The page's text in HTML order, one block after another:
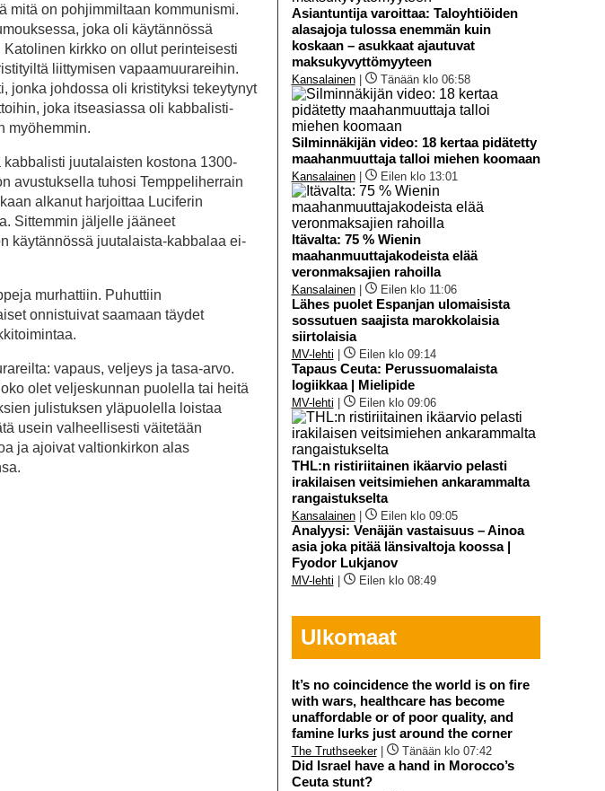
mitä on pohjimmiltaan kommunismi.
joka oli käytännössä
kirkko on ollut perinteisesti
liittymisen vapaamuurareihin.
jonka johdossa oli kristityksi tekeytynyt
joka itseasiassa oli kabbalisti-
myöhemmin.
juutalaisten kostona 1300-
avustuksella tuhosi Temppeliherrain
alkanut harjoittaa Luciferin
Sittemmin jäljelle jääneet
käytännössä juutalaista-kabbalaa ei-
murhattiin. Puhuttiin
onnistuivat saamaan täydet
vapaus, veljeys ja tasa-arvo.
olet veljeskunnan puolella tai heitä
julistuksen yläpuolella loistaa
usein valheellisesti väitetään
ja ajoivat valtionkirkon alas
Asiantuntija varoittaa: Taloyhtiöiden
alasajoja tulossa enemmän kuin
koskaan – asukkaat ajautuvat
maksukyvyttömyyteen
Kansalainen| Tänään klo 06:58
Silminnäkijän video: 18 kertaa pidätetty
maahanmuuttaja talloi miehen koomaan
Kansalainen| Eilen klo 13:01
Itävalta: 75 % Wienin
maahanmuuttajakodeista elää
veronmaksajien rahoilla
Kansalainen| Eilen klo 11:06
Lähes puolet Espanjan ulomaisista
sossutuen saajista marokkolaisia
siirtolaisia
MV-lehti Eilen klo 09:14
Tapaus Ceuta: Perussuomalaista
logiikkaa | Mielipide
MV-lehti Eilen klo 09:06
THL:n ristiriitainen ikäarvio pelasti
irakilaisen veitsimiehen ankarammalta
rangaistukselta
Kansalainen| Eilen klo 09:05
Analyysi: Venäjän vastaisuus – Ainoa
asia joka pitää länsivaltoja koossa |
Fyodor Lukjanov
MV-lehti Eilen klo 08:49
Ulkomaat
It’s no coincidence the world is on fire
with wars, healthcare has become
unaffordable or of poor quality, and
famine lurks just around the corner
The Truthseeker| Tänään klo 07:42
Did Israel have a hand in Morocco’s
Ceuta stunt?